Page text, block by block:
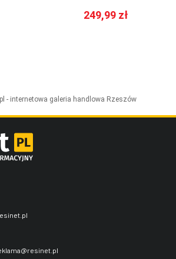
249,99 zł
- internetowa galeria handlowa Rzeszów